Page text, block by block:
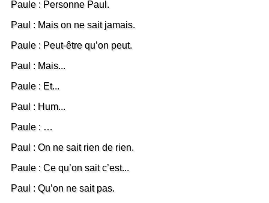
Paule : Personne Paul.
Paul : Mais on ne sait jamais.
Paule : Peut-être qu’on peut.
Paul : Mais...
Paule : Et...
Paul : Hum...
Paule : …
Paul : On ne sait rien de rien.
Paule : Ce qu’on sait c’est...
Paul : Qu’on ne sait pas.